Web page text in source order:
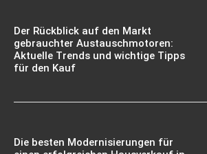
Der Rückblick auf den Markt
gebrauchter Austauschmotoren:
Aktuelle Trends und wichtige Tipps
für den Kauf
Die besten Modernisierungen für